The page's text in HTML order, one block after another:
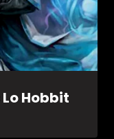
Hobbit